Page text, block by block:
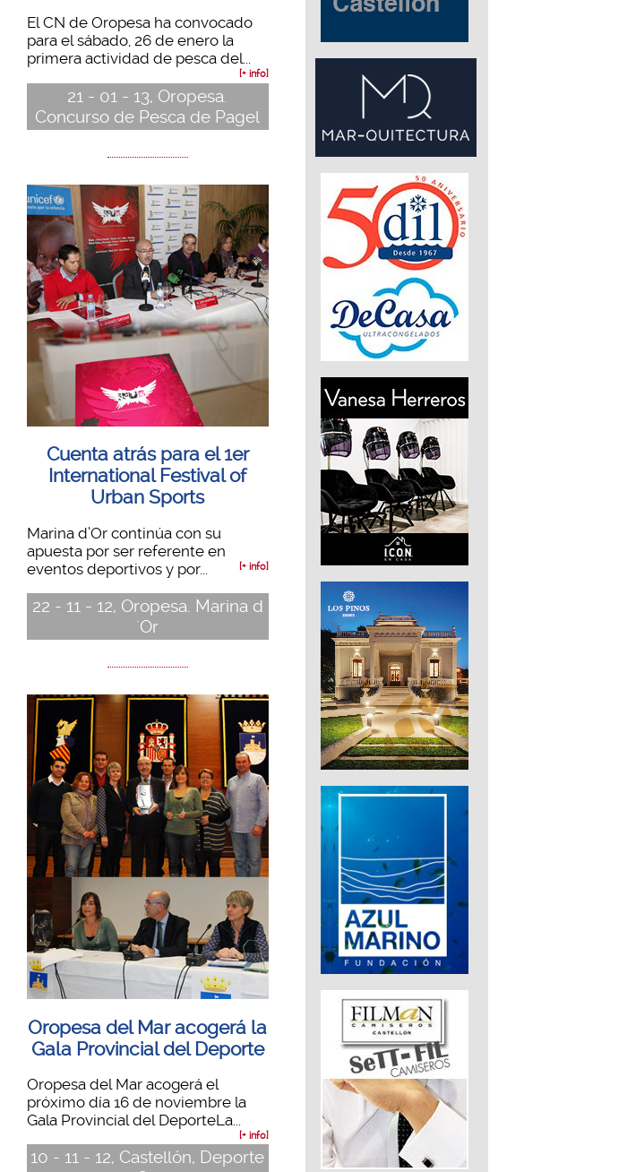
El CN de Oropesa ha convocado
para el sábado, 26 de enero la
primera actividad de pesca del...
[+ info]
21 - 01 - 13, Oropesa.
Concurso de Pesca de Pagel
Cuenta atrás para el 1er
International Festival of
Urban Sports
Marina d’Or continúa con su
apuesta por ser referente en
eventos deportivos y por...
[+ info]
22 - 11 - 12, Oropesa. Marina d
´Or
Oropesa del Mar acogerá la
Gala Provincial del Deporte
Oropesa del Mar acogerá el
próximo día 16 de noviembre la
Gala Provincial del DeporteLa...
[+ info]
10 - 11 - 12, Castellón, Deporte